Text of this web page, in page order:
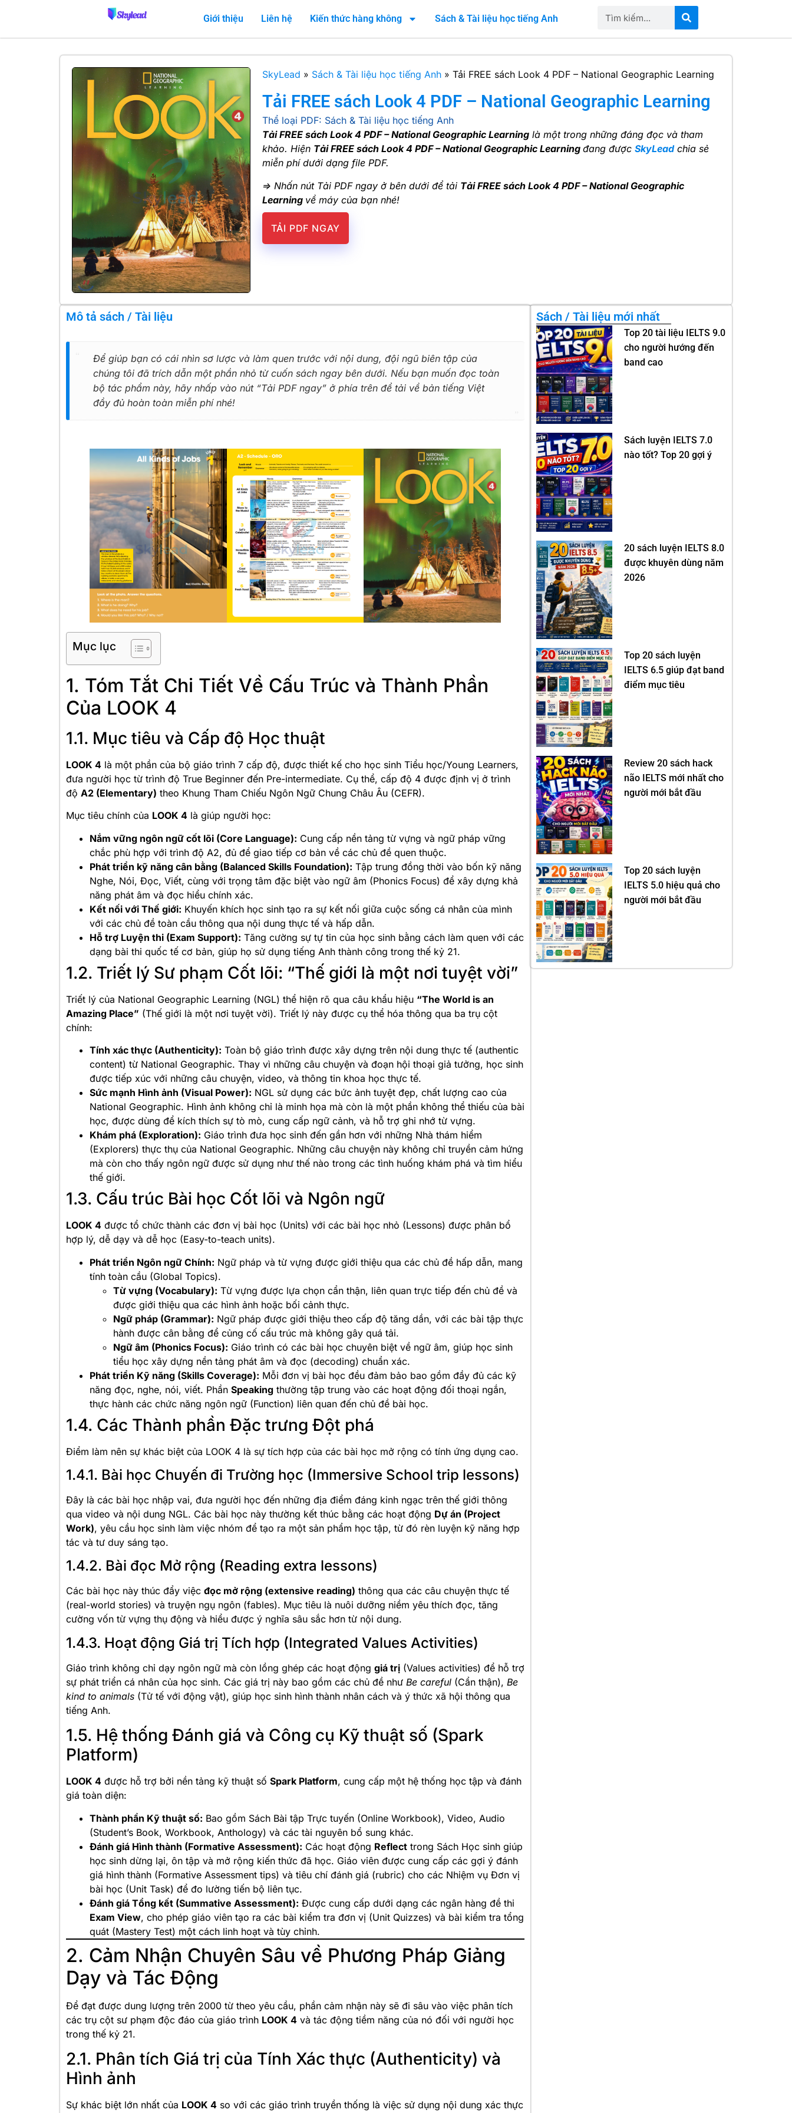
Giới thiệu Liên hệ Kiến thức hàng không Sách & Tài liệu học tiếng Anh
SkyLead » Sách & Tài liệu học tiếng Anh» Tải FREE sách Look 4 PDF – National Geographic Learning
Tải FREE sách Look 4 PDF – National Geographic Learning
Thể loại PDF: Sách & Tài liệu học tiếng Anh
Tải FREE sách Look 4 PDF – National Geographic Learninglà một trong những đáng đọc và tham
khảo. Hiện Tải FREE sách Look 4 PDF – National Geographic Learning đang được SkyLeadchia sẻ
miễn phí dưới dạng file PDF.
=> Nhấn nút Tải PDF ngay ở bên dưới để tải Tải FREE sách Look 4 PDF – National Geographic
Learning về máy của bạn nhé!
TẢI PDF NGAY
Mô tả sách / Tài liệu
Để giúp bạn có cái nhìn sơ lược và làm quen trước với nội dung, đội ngũ biên tập của
chúng tôi đã trích dẫn một phần nhỏ từ cuốn sách ngay bên dưới. Nếu bạn muốn đọc toàn
bộ tác phẩm này, hãy nhấp vào nút “Tải PDF ngay” ở phía trên để tải về bản tiếng Việt
đầy đủ hoàn toàn miễn phí nhé!
Mục lục
1. Tóm Tắt Chi Tiết Về Cấu Trúc và Thành Phần
Của LOOK 4
1.1. Mục tiêu và Cấp độ Học thuật
LOOK 4 là một phần của bộ giáo trình 7 cấp độ, được thiết kế cho học sinh Tiểu học/Young Learners,
đưa người học từ trình độ True Beginner đến Pre-intermediate. Cụ thể, cấp độ 4 được định vị ở trình
độ A2 (Elementary) theo Khung Tham Chiếu Ngôn Ngữ Chung Châu Âu (CEFR).
Mục tiêu chính của LOOK 4 là giúp người học:
Nắm vững ngôn ngữ cốt lõi (Core Language): Cung cấp nền tảng từ vựng và ngữ pháp vững
chắc phù hợp với trình độ A2, đủ để giao tiếp cơ bản về các chủ đề quen thuộc.
Phát triển kỹ năng cân bằng (Balanced Skills Foundation): Tập trung đồng thời vào bốn kỹ năng
Nghe, Nói, Đọc, Viết, cùng với trọng tâm đặc biệt vào ngữ âm (Phonics Focus) để xây dựng khả
năng phát âm và đọc hiểu chính xác.
Kết nối với Thế giới: Khuyến khích học sinh tạo ra sự kết nối giữa cuộc sống cá nhân của mình
với các chủ đề toàn cầu thông qua nội dung thực tế và hấp dẫn.
Hỗ trợ Luyện thi (Exam Support): Tăng cường sự tự tin của học sinh bằng cách làm quen với các
dạng bài thi quốc tế cơ bản, giúp họ sử dụng tiếng Anh thành công trong thế kỷ 21.
1.2. Triết lý Sư phạm Cốt lõi: “Thế giới là một nơi tuyệt vời”
Triết lý của National Geographic Learning (NGL) thể hiện rõ qua câu khẩu hiệu “The World is an
Amazing Place” (Thế giới là một nơi tuyệt vời). Triết lý này được cụ thể hóa thông qua ba trụ cột
chính:
Tính xác thực (Authenticity): Toàn bộ giáo trình được xây dựng trên nội dung thực tế (authentic
content) từ National Geographic. Thay vì những câu chuyện và đoạn hội thoại giả tưởng, học sinh
được tiếp xúc với những câu chuyện, video, và thông tin khoa học thực tế.
Sức mạnh Hình ảnh (Visual Power): NGL sử dụng các bức ảnh tuyệt đẹp, chất lượng cao của
National Geographic. Hình ảnh không chỉ là minh họa mà còn là một phần không thể thiếu của bài
học, được dùng để kích thích sự tò mò, cung cấp ngữ cảnh, và hỗ trợ ghi nhớ từ vựng.
Khám phá (Exploration): Giáo trình đưa học sinh đến gần hơn với những Nhà thám hiểm
(Explorers) thực thụ của National Geographic. Những câu chuyện này không chỉ truyền cảm hứng
mà còn cho thấy ngôn ngữ được sử dụng như thế nào trong các tình huống khám phá và tìm hiểu
thế giới.
1.3. Cấu trúc Bài học Cốt lõi và Ngôn ngữ
LOOK 4 được tổ chức thành các đơn vị bài học (Units) với các bài học nhỏ (Lessons) được phân bổ
hợp lý, dễ dạy và dễ học (Easy-to-teach units).
Phát triển Ngôn ngữ Chính: Ngữ pháp và từ vựng được giới thiệu qua các chủ đề hấp dẫn, mang
tính toàn cầu (Global Topics).
Từ vựng (Vocabulary): Từ vựng được lựa chọn cẩn thận, liên quan trực tiếp đến chủ đề và
được giới thiệu qua các hình ảnh hoặc bối cảnh thực.
Ngữ pháp (Grammar): Ngữ pháp được giới thiệu theo cấp độ tăng dần, với các bài tập thực
hành được cân bằng để củng cố cấu trúc mà không gây quá tải.
Ngữ âm (Phonics Focus): Giáo trình có các bài học chuyên biệt về ngữ âm, giúp học sinh
tiểu học xây dựng nền tảng phát âm và đọc (decoding) chuẩn xác.
Phát triển Kỹ năng (Skills Coverage): Mỗi đơn vị bài học đều đảm bảo bao gồm đầy đủ các kỹ
năng đọc, nghe, nói, viết. Phần Speaking thường tập trung vào các hoạt động đối thoại ngắn,
thực hành các chức năng ngôn ngữ (Function) liên quan đến chủ đề bài học.
1.4. Các Thành phần Đặc trưng Đột phá
Điểm làm nên sự khác biệt của LOOK 4 là sự tích hợp của các bài học mở rộng có tính ứng dụng cao.
1.4.1. Bài học Chuyến đi Trường học (Immersive School trip lessons)
Đây là các bài học nhập vai, đưa người học đến những địa điểm đáng kinh ngạc trên thế giới thông
qua video và nội dung NGL. Các bài học này thường kết thúc bằng các hoạt động Dự án (Project
Work), yêu cầu học sinh làm việc nhóm để tạo ra một sản phẩm học tập, từ đó rèn luyện kỹ năng hợp
tác và tư duy sáng tạo.
1.4.2. Bài đọc Mở rộng (Reading extra lessons)
Các bài học này thúc đẩy việc đọc mở rộng (extensive reading) thông qua các câu chuyện thực tế
(real-world stories) và truyện ngụ ngôn (fables). Mục tiêu là nuôi dưỡng niềm yêu thích đọc, tăng
cường vốn từ vựng thụ động và hiểu được ý nghĩa sâu sắc hơn từ nội dung.
1.4.3. Hoạt động Giá trị Tích hợp (Integrated Values Activities)
Giáo trình không chỉ dạy ngôn ngữ mà còn lồng ghép các hoạt động giá trị (Values activities) để hỗ trợ
sự phát triển cá nhân của học sinh. Các giá trị này bao gồm các chủ đề như Be careful (Cẩn thận), Be
kind to animals (Tử tế với động vật), giúp học sinh hình thành nhân cách và ý thức xã hội thông qua
tiếng Anh.
1.5. Hệ thống Đánh giá và Công cụ Kỹ thuật số (Spark
Platform)
LOOK 4 được hỗ trợ bởi nền tảng kỹ thuật số Spark Platform, cung cấp một hệ thống học tập và đánh
giá toàn diện:
Thành phần Kỹ thuật số: Bao gồm Sách Bài tập Trực tuyến (Online Workbook), Video, Audio
(Student’s Book, Workbook, Anthology) và các tài nguyên bổ sung khác.
Đánh giá Hình thành (Formative Assessment): Các hoạt động Reflect trong Sách Học sinh giúp
học sinh dừng lại, ôn tập và mở rộng kiến thức đã học. Giáo viên được cung cấp các gợi ý đánh
giá hình thành (Formative Assessment tips) và tiêu chí đánh giá (rubric) cho các Nhiệm vụ Đơn vị
bài học (Unit Task) để đo lường tiến bộ liên tục.
Đánh giá Tổng kết (Summative Assessment): Được cung cấp dưới dạng các ngân hàng đề thi
Exam View, cho phép giáo viên tạo ra các bài kiểm tra đơn vị (Unit Quizzes) và bài kiểm tra tổng
quát (Mastery Test) một cách linh hoạt và tùy chỉnh.
2. Cảm Nhận Chuyên Sâu về Phương Pháp Giảng
Dạy và Tác Động
Để đạt được dung lượng trên 2000 từ theo yêu cầu, phần cảm nhận này sẽ đi sâu vào việc phân tích
các trụ cột sư phạm độc đáo của giáo trình LOOK 4 và tác động tiềm năng của nó đối với người học
trong thế kỷ 21.
2.1. Phân tích Giá trị của Tính Xác thực (Authenticity) và
Hình ảnh
Sự khác biệt lớn nhất của LOOK 4 so với các giáo trình truyền thống là việc sử dụng nội dung xác thực
Sách / Tài liệu mới nhất
Top 20 tài liệu IELTS 9.0
cho người hướng đến
band cao
Sách luyện IELTS 7.0
nào tốt? Top 20 gợi ý
20 sách luyện IELTS 8.0
được khuyên dùng năm
2026
Top 20 sách luyện
IELTS 6.5 giúp đạt band
điểm mục tiêu
Review 20 sách hack
não IELTS mới nhất cho
người mới bắt đầu
Top 20 sách luyện
IELTS 5.0 hiệu quả cho
người mới bắt đầu